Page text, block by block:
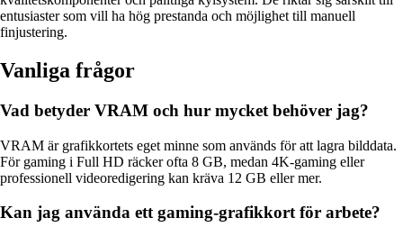
entusiaster som vill ha hög prestanda och möjlighet till manuell
finjustering.
Vanliga frågor
Vad betyder VRAM och hur mycket behöver jag?
VRAM är grafikkortets eget minne som används för att lagra bilddata.
För gaming i Full HD räcker ofta 8 GB, medan 4K-gaming eller
professionell videoredigering kan kräva 12 GB eller mer.
Kan jag använda ett gaming-grafikkort för arbete?